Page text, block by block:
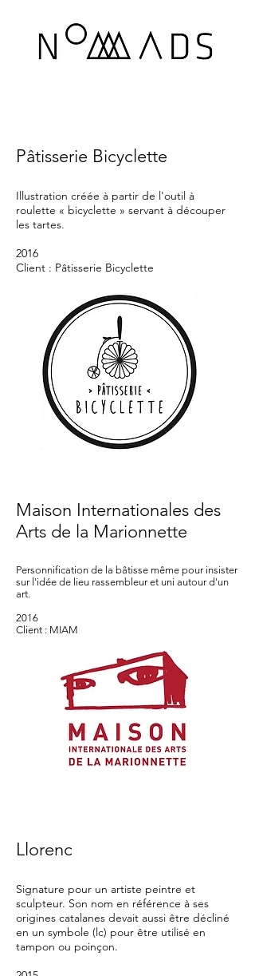
Pâtisserie Bicyclette
Illustration créée à partir de l'outil à
roulette « bicyclette » servant à découper
les tartes.
2016
Client : Pâtisserie Bicyclette
Maison Internationales des
Arts de la Marionnette
Personnification de la bâtisse même pour insister
sur l'idée de lieu rassembleur et uni autour d'un
art.
2016
Client : MIAM
Llorenc
Signature pour un artiste peintre et
sculpteur. Son nom en référence à ses
origines catalanes devait aussi être décliné
en un symbole (lc) pour être utilisé en
tampon ou poinçon.